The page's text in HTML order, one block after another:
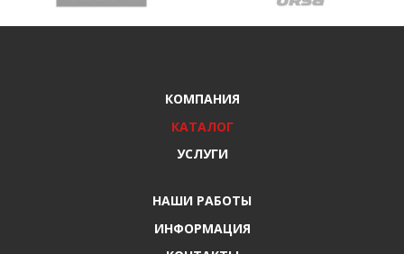
КОМПАНИЯ
КАТАЛОГ
УСЛУГИ
НАШИ РАБОТЫ
ИНФОРМАЦИЯ